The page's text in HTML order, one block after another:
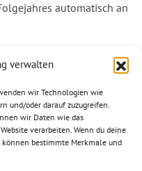
verwalten
wir Technologien wie
und/oder darauf zuzugreifen.
wir Daten wie das
verarbeiten. Wenn du deine
bestimmte Merkmale und
automatisch an
denjenigen helfen, die
gemeinsam.